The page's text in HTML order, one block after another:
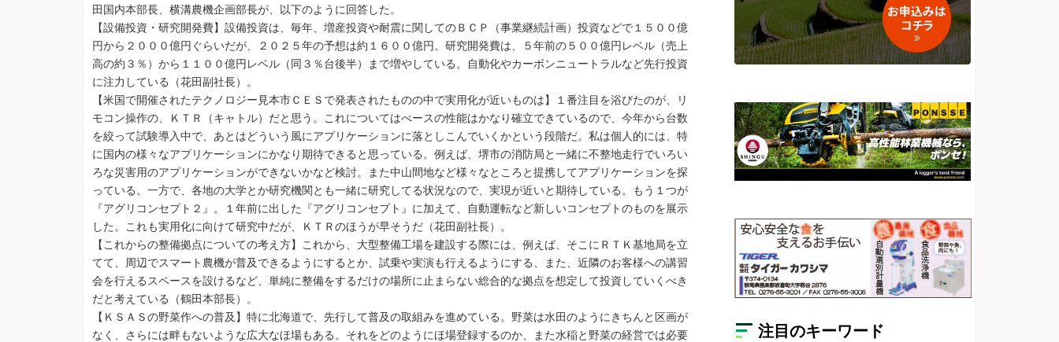
田国内本部長、横溝農機企画部長が、以下のように回答した。
【設備投資・研究開発費】設備投資は、毎年、増産投資や耐震に関してのＢＣＰ（事業継続計画）投資などで１５００億
円から２０００億円ぐらいだが、２０２５年の予想は約１６００億円。研究開発費は、５年前の５００億円レベル（売上
高の約３％）から１１００億円レベル（同３％台後半）まで増やしている。自動化やカーボンニュートラルなど先行投資
に注力している（花田副社長）。
【米国で開催されたテクノロジー見本市ＣＥＳで発表されたものの中で実用化が近いものは】１番注目を浴びたのが、リ
モコン操作の、ＫＴＲ（キャトル）だと思う。これについてはべースの性能はかなり確立できているので、今年から台数
を絞って試験導入中で、あとはどういう風にアプリケーションに落としこんでいくかという段階だ。私は個人的には、特
に国内の様々なアプリケーションにかなり期待できると思っている。例えば、堺市の消防局と一緒に不整地走行でいろい
ろな災害用のアプリケーションができないかなど検討。また中山間地など様々なところと提携してアプリケーションを探
っている。一方で、各地の大学とか研究機関とも一緒に研究してる状況なので、実現が近いと期待している。もう１つが
『アグリコンセプト２』。１年前に出した『アグリコンセプト』に加えて、自動運転など新しいコンセプトのものを展示
した。これも実用化に向けて研究中だが、ＫＴＲのほうが早そうだ（花田副社長）。
【これからの整備拠点についての考え方】これから、大型整備工場を建設する際には、例えば、そこにＲＴＫ基地局を立
てて、周辺でスマート農機が普及できるようにするとか、試乗や実演も行えるようにする、また、近隣のお客様への講習
会を行えるスペースを設けるなど、単純に整備をするだけの場所に止まらない総合的な拠点を想定して投資していくべき
だと考えている（鶴田本部長）。
【ＫＳＡＳの野菜作への普及】特に北海道で、先行して普及の取組みを進めている。野菜は水田のようにきちんと区画が
なく、さらには畔もないような広大なほ場もある。それをどのようにほ場登録するのか、また水稲と野菜の経営では必要
注目のキーワード